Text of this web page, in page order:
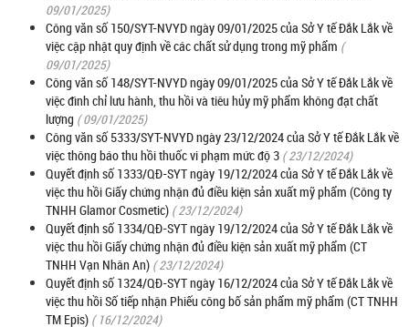
09/01/2025)
Công văn số 150/SYT-NVYD ngày 09/01/2025 của Sở Y tế Đắk Lắk về
việc cập nhật quy định về các chất sử dụng trong mỹ phẩm (
09/01/2025)
Công văn số 148/SYT-NVYD ngày 09/01/2025 của Sở Y tế Đắk Lắk về
việc đình chỉ lưu hành, thu hồi và tiêu hủy mỹ phẩm không đạt chất
lượng ( 09/01/2025)
Công văn số 5333/SYT-NVYD ngày 23/12/2024 của Sở Y tế Đắk Lắk về
việc thông báo thu hồi thuốc vi phạm mức độ 3 ( 23/12/2024)
Quyết định số 1333/QĐ-SYT ngày 19/12/2024 của Sở Y tế Đắk Lắk về
việc thu hồi Giấy chứng nhận đủ điều kiện sản xuất mỹ phẩm (Công ty
TNHH Glamor Cosmetic) ( 23/12/2024)
Quyết định số 1334/QĐ-SYT ngày 19/12/2024 của Sở Y tế Đắk Lắk về
việc thu hồi Giấy chứng nhận đủ điều kiện sản xuất mỹ phẩm (CT
TNHH Vạn Nhân An) ( 23/12/2024)
Quyết định số 1324/QĐ-SYT ngày 16/12/2024 của Sở Y tế Đắk Lắk về
việc thu hồi Số tiếp nhận Phiếu công bố sản phẩm mỹ phẩm (CT TNHH
TM Epis) ( 16/12/2024)